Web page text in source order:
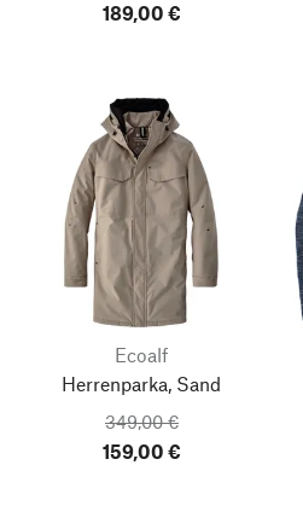
189,00 €
Ecoalf
Herrenparka, Sand
349,00 €
159,00 €